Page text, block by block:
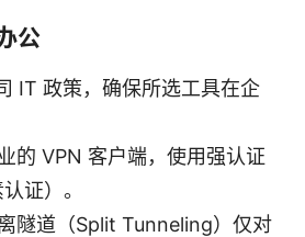
公
IT 政策，确保所选工具在企
的 VPN 客户端，使用强认证
证）。
隧道（Split Tunneling）仅对